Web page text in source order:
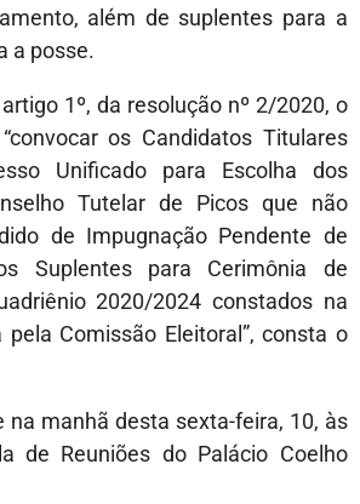
além de suplentes para a
a posse.
1º, da resolução nº 2/2020, o
os Candidatos Titulares
Unificado para Escolha dos
Tutelar de Picos que não
de Impugnação Pendente de
Suplentes para Cerimônia de
2020/2024 constados na
pela Comissão Eleitoral”, consta o
na manhã desta sexta-feira, 10, às
de Reuniões do Palácio Coelho